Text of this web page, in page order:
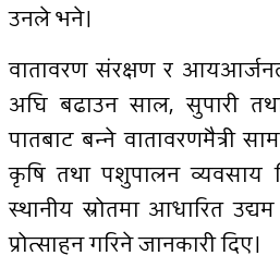
उनले भने।
वातावरण संरक्षण र
अघि बढाउन साल, सुपारी
पातबाट बन्ने वातावरणमैत्री
कृषि तथा पशुपालन व्यवसाय
स्थानीय स्रोतमा आधारित
प्रोत्साहन गरिने जानकारी दिए।